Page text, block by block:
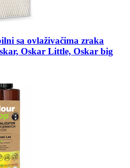
sa ovlaživačima zraka
Oskar Little, Oskar big